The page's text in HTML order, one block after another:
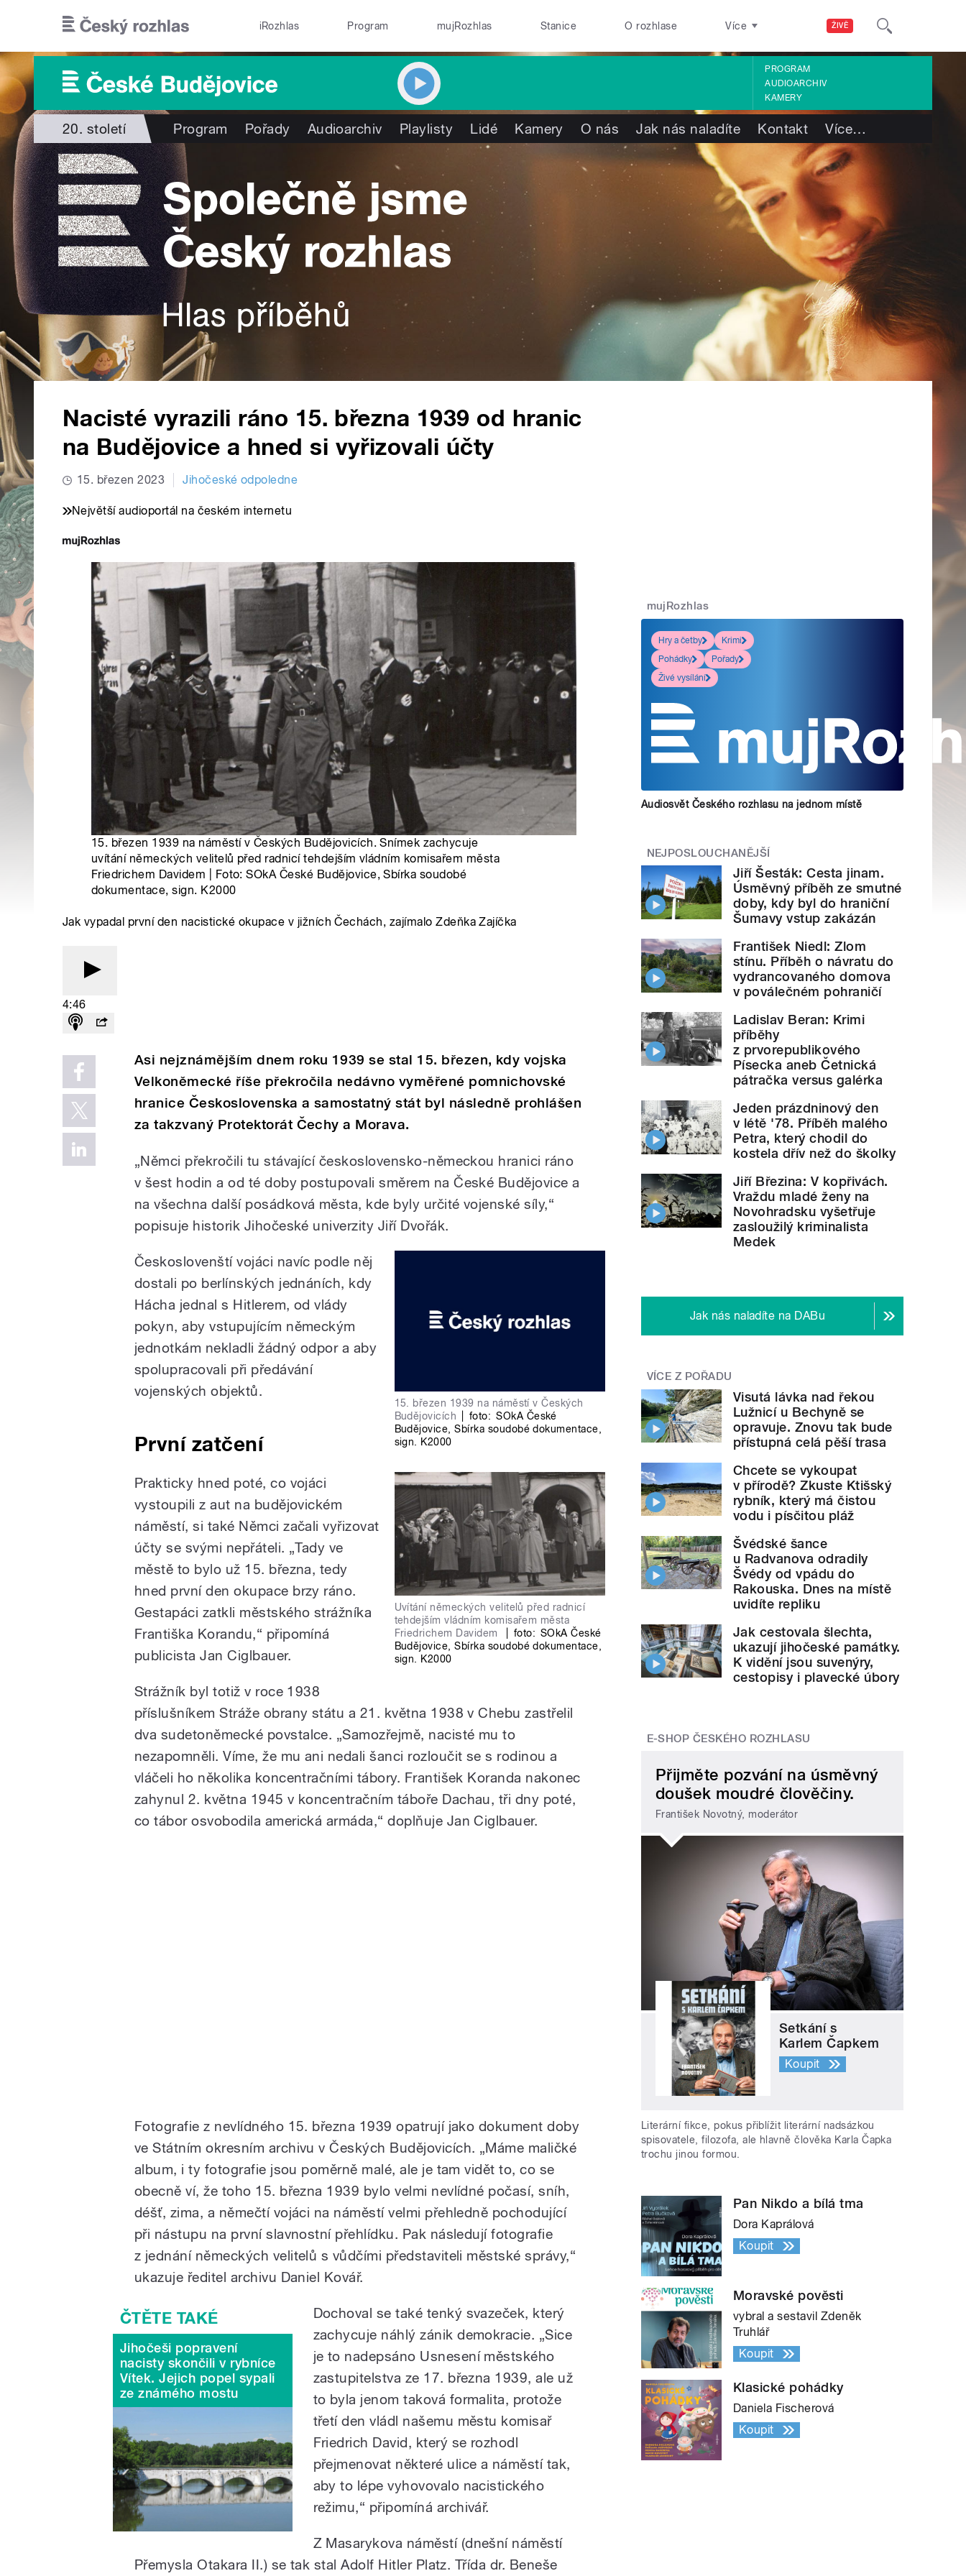
ŽIVĚ
iRozhlas Program mujRozhlas Stanice O rozhlase Více
PROGRAM
AUDIOARCHIV
KAMERY
20. století Program Pořady Audioarchiv Playlisty Lidé Kamery O nás Jak nás naladíte Kontakt Více…
Nacisté vyrazili ráno 15. března 1939 od hranic
na Budějovice a hned si vyřizovali účty
15. březen 2023 Jihočeské odpoledne
Největší audioportál na českém internetu
15. březen 1939 na náměstí v Českých Budějovicích. Snímek zachycuje
uvítání německých velitelů před radnicí tehdejším vládním komisařem města
Friedrichem Davidem | Foto: SOkA České Budějovice, Sbírka soudobé
dokumentace, sign. K2000
Jak vypadal první den nacistické okupace v jižních Čechách, zajímalo Zdeňka Zajíčka
4:46
Asi nejznámějším dnem roku 1939 se stal 15. březen, kdy vojska
Velkoněmecké říše překročila nedávno vyměřené pomnichovské
hranice Československa a samostatný stát byl následně prohlášen
za takzvaný Protektorát Čechy a Morava.
„Němci překročili tu stávající československo-německou hranici ráno
v šest hodin a od té doby postupovali směrem na České Budějovice a
na všechna další posádková města, kde byly určité vojenské síly,“
popisuje historik Jihočeské univerzity Jiří Dvořák.
15. březen 1939 na náměstí v Českých
Budějovicích
foto: SOkA České
Budějovice,Sbírka soudobé dokumentace,
sign. K2000
Českoslovenští vojáci navíc podle něj
dostali po berlínských jednáních, kdy
Hácha jednal s Hitlerem, od vlády
pokyn, aby vstupujícím německým
jednotkám nekladli žádný odpor a aby
spolupracovali při předávání
vojenských objektů.
První zatčení
Uvítání německých velitelů před radnicí
tehdejším vládním komisařem města
Friedrichem Davidem
foto: SOkA České
Budějovice,Sbírka soudobé dokumentace,
sign. K2000
Prakticky hned poté, co vojáci
vystoupili z aut na budějovickém
náměstí, si také Němci začali vyřizovat
účty se svými nepřáteli. „Tady ve
městě to bylo už 15. března, tedy
hned první den okupace brzy ráno.
Gestapáci zatkli městského strážníka
Františka Korandu,“ připomíná
publicista Jan Ciglbauer.
Strážník byl totiž v roce 1938
příslušníkem Stráže obrany státu a 21. května 1938 v Chebu zastřelil
dva sudetoněmecké povstalce. „Samozřejmě, nacisté mu to
nezapomněli. Víme, že mu ani nedali šanci rozloučit se s rodinou a
vláčeli ho několika koncentračními tábory. František Koranda nakonec
zahynul 2. května 1945 v koncentračním táboře Dachau, tři dny poté,
co tábor osvobodila americká armáda,“ doplňuje Jan Ciglbauer.
Fotografie z nevlídného 15. března 1939 opatrují jako dokument doby
ve Státním okresním archivu v Českých Budějovicích. „Máme maličké
album, i ty fotografie jsou poměrně malé, ale je tam vidět to, co se
obecně ví, že toho 15. března 1939 bylo velmi nevlídné počasí, sníh,
déšť, zima, a němečtí vojáci na náměstí velmi přehledně pochodující
při nástupu na první slavnostní přehlídku. Pak následují fotografie
z jednání německých velitelů s vůdčími představiteli městské správy,“
ukazuje ředitel archivu Daniel Kovář.
Jihočeši popravení
nacisty skončili v rybníce
Vítek. Jejich popel sypali
ze známého mostu
Dochoval se také tenký svazeček, který
zachycuje náhlý zánik demokracie. „Sice
je to nadepsáno Usnesení městského
zastupitelstva ze 17. března 1939, ale už
to byla jenom taková formalita, protože
třetí den vládl našemu městu komisař
Friedrich David, který se rozhodl
přejmenovat některé ulice a náměstí tak,
aby to lépe vyhovovalo nacistického
režimu,“ připomíná archivář.
Z Masarykova náměstí (dnešní náměstí
Přemysla Otakara II.) se tak stal Adolf Hitler Platz. Třída dr. Beneše
mujRozhlas
Hry a četby
Krimi
Pohádky
Pořady
Živé vysílání
Audiosvět Českého rozhlasu na jednom místě
NEJPOSLOUCHANĚJŠÍ
Jiří Šesták: Cesta jinam.
Úsměvný příběh ze smutné
doby, kdy byl do hraniční
Šumavy vstup zakázán
František Niedl: Zlom
stínu. Příběh o návratu do
vydrancovaného domova
v poválečném pohraničí
Ladislav Beran: Krimi
příběhy
z prvorepublikového
Písecka aneb Četnická
pátračka versus galérka
Jeden prázdninový den
v létě '78. Příběh malého
Petra, který chodil do
kostela dřív než do školky
Jiří Březina: V kopřivách.
Vraždu mladé ženy na
Novohradsku vyšetřuje
zasloužilý kriminalista
Medek
Jak nás naladíte na DABu
VÍCE Z POŘADU
Visutá lávka nad řekou
Lužnicí u Bechyně se
opravuje. Znovu tak bude
přístupná celá pěší trasa
Chcete se vykoupat
v přírodě? Zkuste Ktišský
rybník, který má čistou
vodu i písčitou pláž
Švédské šance
u Radvanova odradily
Švédy od vpádu do
Rakouska. Dnes na místě
uvidíte repliku
Jak cestovala šlechta,
ukazují jihočeské památky.
K vidění jsou suvenýry,
cestopisy i plavecké úbory
E-SHOP ČESKÉHO ROZHLASU
Přijměte pozvání na úsměvný
doušek moudré člověčiny.
František Novotný, moderátor
Setkání s
Karlem Čapkem
Koupit
Literární fikce, pokus přiblížit literární nadsázkou
spisovatele, filozofa, ale hlavně člověka Karla Čapka
trochu jinou formou.
Pan Nikdo a bílá tma
Dora Kaprálová
Koupit
Moravské pověsti
vybral a sestavil Zdeněk
Truhlář
Koupit
Klasické pohádky
Daniela Fischerová
Koupit